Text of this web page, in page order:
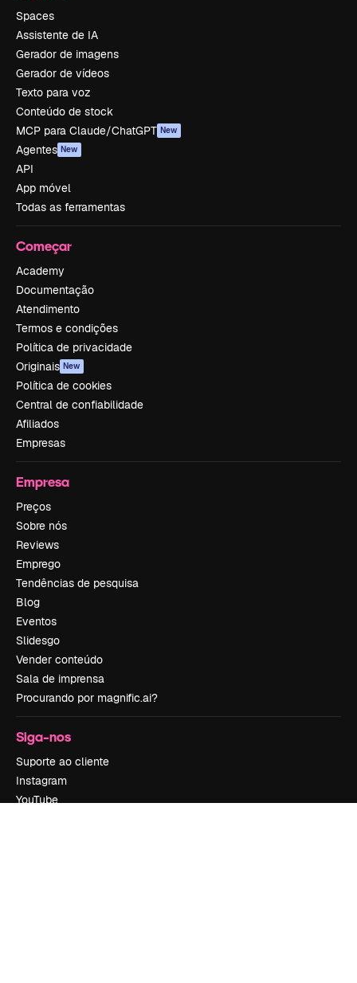
Spaces
Assistente de IA
Gerador de imagens
Gerador de vídeos
Texto para voz
Conteúdo de stock
MCP para Claude/ChatGPT New
Agentes New
API
App móvel
Todas as ferramentas
Começar
Academy
Documentação
Atendimento
Termos e condições
Política de privacidade
Originais New
Política de cookies
Central de confiabilidade
Afiliados
Empresas
Empresa
Preços
Sobre nós
Reviews
Emprego
Tendências de pesquisa
Blog
Eventos
Slidesgo
Vender conteúdo
Sala de imprensa
Procurando por magnific.ai?
Siga-nos
Suporte ao cliente
Instagram
YouTube